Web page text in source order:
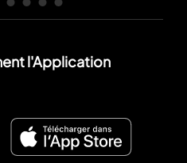
l'Application